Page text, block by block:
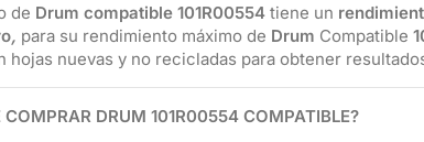
de Drum compatible 101R00554 tiene un
, para su rendimiento máximo de Drum Compatible
hojas nuevas y no recicladas para obtener
COMPRAR DRUM 101R00554 COMPATIBLE?